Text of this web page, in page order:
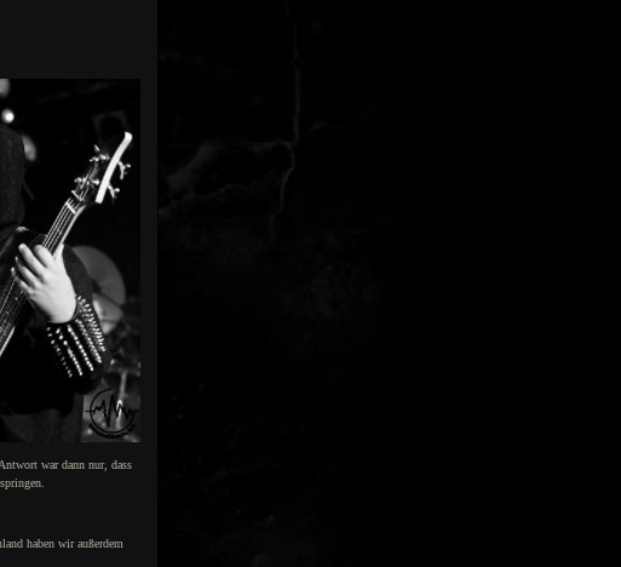
war dann nur, dass
haben wir außerdem